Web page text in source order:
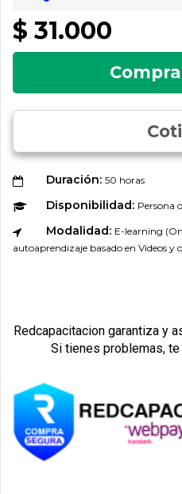
$ 31.000
Duración: 50 horas
Disponibilidad: Persona
Modalidad: E-learning
autoaprendizaje basado en Videos y
Redcapacitacion garantiza y
Si tienes problemas,